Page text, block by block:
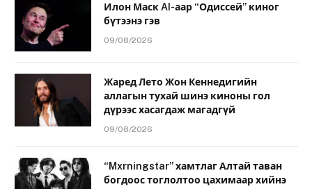
Илон Маск AI-аар “Одиссей” киног
бүтээнэ гэв
09/08/2026
Жаред Лето Жон Кеннедигийн
аллагын тухай шинэ киноны гол
дүрээс хасагдаж магадгүй
09/08/2026
“Mxrningstar” хамтлаг Алтай таван
богдоос тоглолтоо цахимаар хийнэ